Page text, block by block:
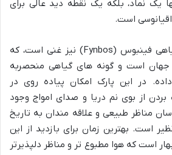
یک نماد، بلکه یک نقطه دید عالی برای
است.
اگولهاس از نظر تنوع گیاهی فینبوس (Fynbos) نیز غنی است، که
است و گونه های گیاهی منحصربه
در این پارک امکان پیاده روی در
از بوی نم دریا و صدای امواج وجود
مناظر طبیعی و علاقه مندان به تاریخ
است. بهترین زمان برای بازدید از این
است که هوا مطبوع تر و مناظر دلپذیرتر